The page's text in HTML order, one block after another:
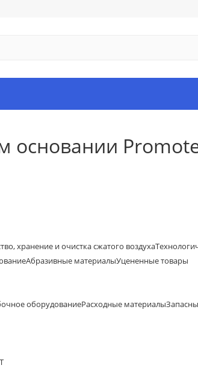
хранение и очистка сжатого воздуха
Абразивные материалыУцененные товары
оборудованиеРасходные материалы